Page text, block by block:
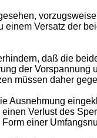
Versatz der
daß die
der Vorspannung
müssen daher
Ausnehmung
Verlust des
einer